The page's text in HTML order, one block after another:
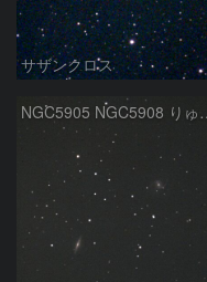
サザンクロス